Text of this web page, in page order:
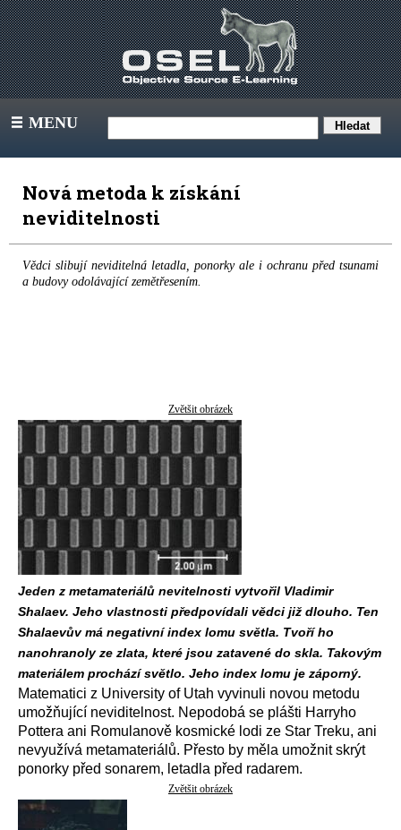
III MENU
Nová metoda k získání
neviditelnosti
Vědci slibují neviditelná letadla, ponorky ale i ochranu před tsunami
a budovy odolávající zemětřesením.
Zvětšit obrázek
Jeden z metamateriálů nevitelnosti vytvořil Vladimir
Shalaev. Jeho vlastnosti předpovídali vědci již dlouho. Ten
Shalaevův má negativní index lomu světla. Tvoří ho
nanohranoly ze zlata, které jsou zatavené do skla. Takovým
materiálem prochází světlo. Jeho index lomu je záporný.
Matematici z University of Utah vyvinuli novou metodu
umožňující neviditelnost. Nepodobá se plášti Harryho
Pottera ani Romulanově kosmické lodi ze Star Treku, ani
nevyužívá metamateriálů. Přesto by měla umožnit skrýt
ponorky před sonarem, letadla před radarem.
Zvětšit obrázek